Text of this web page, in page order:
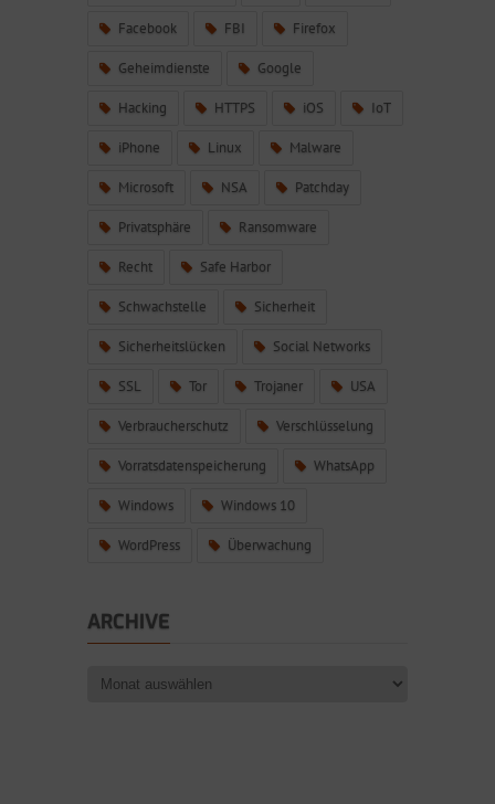
Facebook FBI Firefox
Geheimdienste Google
Hacking HTTPS iOS IoT
iPhone Linux Malware
Microsoft NSA Patchday
Privatsphäre Ransomware
Recht Safe Harbor
Schwachstelle Sicherheit
Sicherheitslücken Social Networks
SSL Tor Trojaner USA
Verbraucherschutz Verschlüsselung
Vorratsdatenspeicherung WhatsApp
Windows Windows 10
WordPress Überwachung
ARCHIVE